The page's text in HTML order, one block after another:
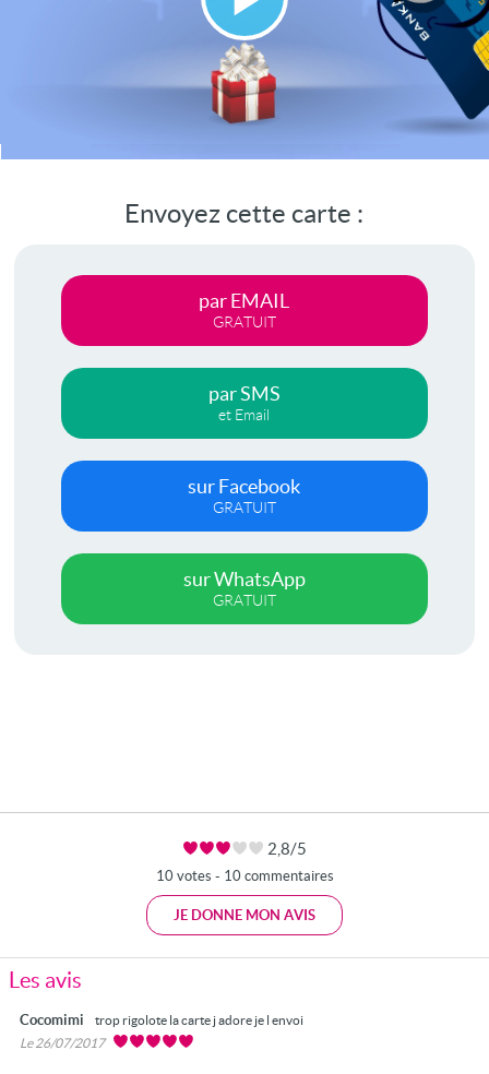
Lire
la
vidéo
Envoyez cette carte :
par EMAIL
GRATUIT
par SMS
et Email
sur Facebook
GRATUIT
sur WhatsApp
GRATUIT
2,8/5
10 votes - 10 commentaires
JE DONNE MON AVIS
Les avis
Cocomimi
trop rigolote la carte j adore je l envoi
Le 26/07/2017